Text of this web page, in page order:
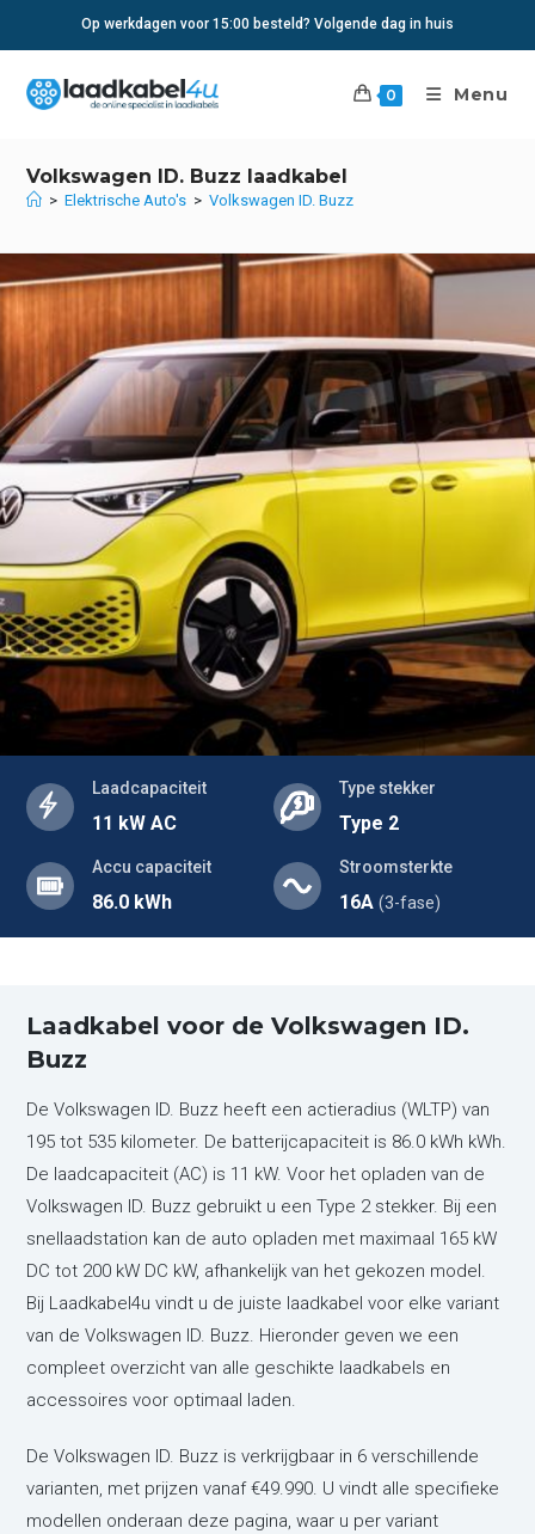
Op werkdagen voor 15:00 besteld? Volgende dag in huis
0 Menu
Volkswagen ID. Buzz laadkabel
> Elektrische Auto's > Volkswagen ID. Buzz
Laadcapaciteit
11 kW AC
Type stekker
Type 2
Accu capaciteit
86.0 kWh
Stroomsterkte
16A (3-fase)
Laadkabel voor de Volkswagen ID.
Buzz
De Volkswagen ID. Buzz heeft een actieradius (WLTP) van
195 tot 535 kilometer. De batterijcapaciteit is 86.0 kWh kWh.
De laadcapaciteit (AC) is 11 kW. Voor het opladen van de
Volkswagen ID. Buzz gebruikt u een Type 2 stekker. Bij een
snellaadstation kan de auto opladen met maximaal 165 kW
DC tot 200 kW DC kW, afhankelijk van het gekozen model.
Bij Laadkabel4u vindt u de juiste laadkabel voor elke variant
van de Volkswagen ID. Buzz. Hieronder geven we een
compleet overzicht van alle geschikte laadkabels en
accessoires voor optimaal laden.
De Volkswagen ID. Buzz is verkrijgbaar in 6 verschillende
varianten, met prijzen vanaf €49.990. U vindt alle specifieke
modellen onderaan deze pagina, waar u per variant